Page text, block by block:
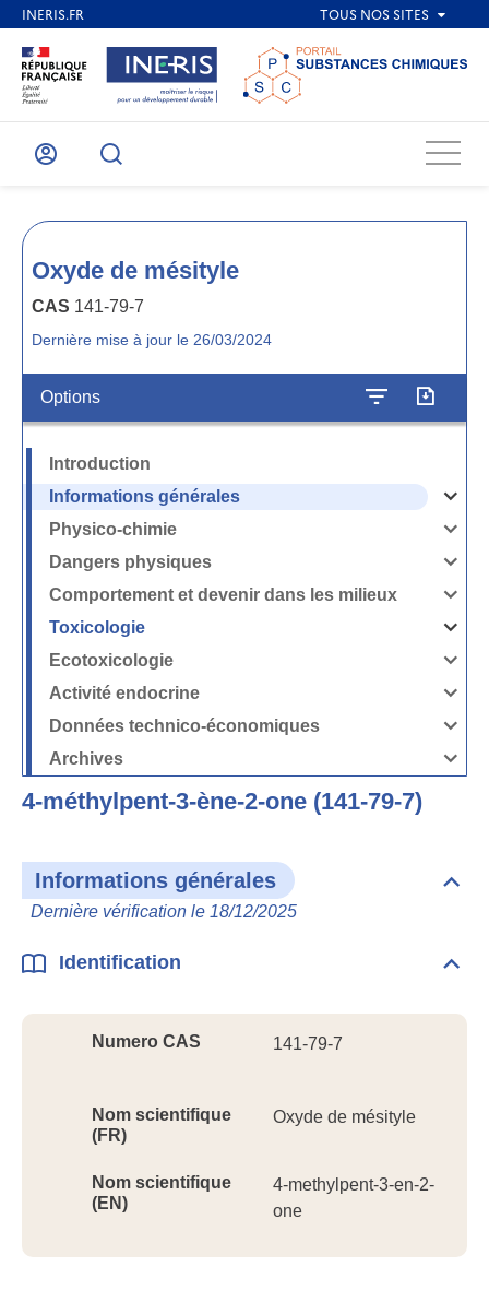
Mon
Recherche
Menu
Oxyde de mésityle
CAS 141-79-7
Dernière mise à jour le 26/03/2024
Options
Introduction
Informations générales
Ouvrir
la
générales
Physico-chimie
Ouvrir
la
chimie
Dangers physiques
Ouvrir
la
Comportement et devenir dans les milieux
Ouvrir
la
et
les
milieux
Toxicologie
Ouvrir
la
Ecotoxicologie
Ouvrir
la
Activité endocrine
Ouvrir
la
endocrine
Données technico-économiques
Ouvrir
la
Données
Archives
Ouvrir
4-méthylpent-3-ène-2-one (141-79-7)
Informations générales
Dernière vérification le 18/12/2025
Identification
Numero CAS 141-79-7
Nom scientifique
(FR)
Oxyde de mésityle
Nom scientifique
(EN)
4-methylpent-3-en-2-
one